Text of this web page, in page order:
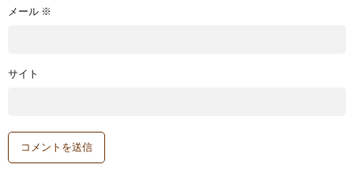
メール ※
サイト